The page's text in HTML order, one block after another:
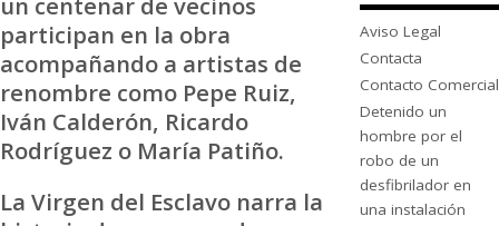
participan en la obra
acompañando a artistas de
renombre como Pepe Ruiz,
Iván Calderón, Ricardo
Rodríguez o María Patiño.
La Virgen del Esclavo narra la
Aviso Legal
Contacta
Contacto Comercial
Detenido un
hombre por el
robo de un
desfibrilador en
una instalación